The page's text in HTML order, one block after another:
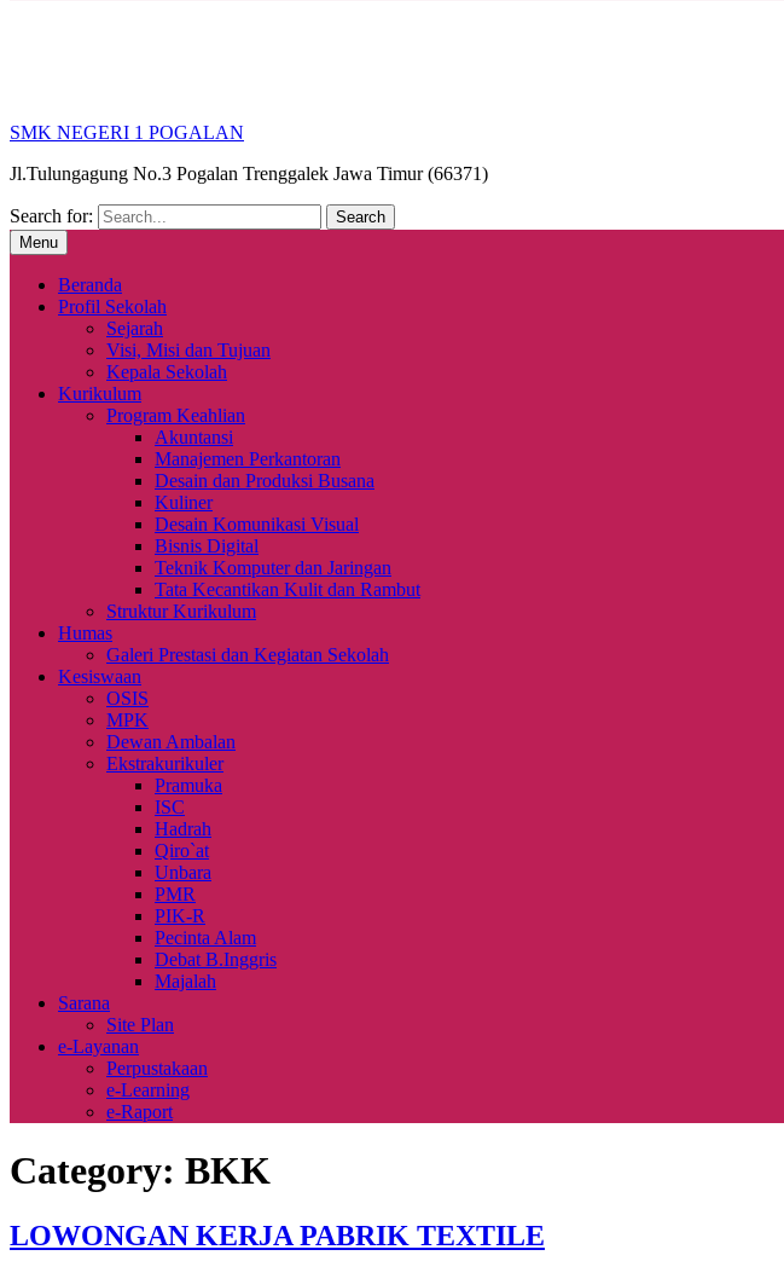
SMK NEGERI 1 POGALAN
Jl.Tulungagung No.3 Pogalan Trenggalek Jawa Timur (66371)
Search for:
Menu
Beranda
Profil Sekolah
Sejarah
Visi, Misi dan Tujuan
Kepala Sekolah
Kurikulum
Program Keahlian
Akuntansi
Manajemen Perkantoran
Desain dan Produksi Busana
Kuliner
Desain Komunikasi Visual
Bisnis Digital
Teknik Komputer dan Jaringan
Tata Kecantikan Kulit dan Rambut
Struktur Kurikulum
Humas
Galeri Prestasi dan Kegiatan Sekolah
Kesiswaan
OSIS
MPK
Dewan Ambalan
Ekstrakurikuler
Pramuka
ISC
Hadrah
Qiro`at
Unbara
PMR
PIK-R
Pecinta Alam
Debat B.Inggris
Majalah
Sarana
Site Plan
e-Layanan
Perpustakaan
e-Learning
e-Raport
Category: BKK
LOWONGAN KERJA PABRIK TEXTILE